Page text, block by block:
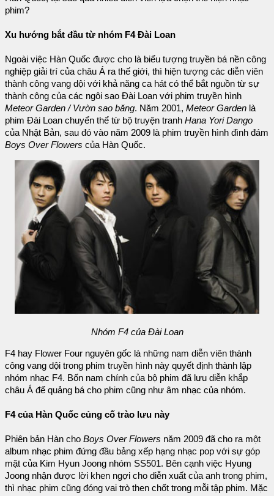
phim?
Xu hướng bắt đầu từ nhóm F4 Đài Loan
Ngoài việc Hàn Quốc được cho là biểu tượng truyền bá nền công
nghiệp giải trí của châu Á ra thế giới, thì hiện tượng các diễn viên
thành công vang dội với khả năng ca hát có thể bắt nguồn từ sự
thành công của các ngôi sao Đài Loan với phim truyền hình
Meteor Garden / Vườn sao băng. Năm 2001, Meteor Garden là
phim Đài Loan chuyển thể từ bộ truyện tranh Hana Yori Dango
của Nhật Bản, sau đó vào năm 2009 là phim truyền hình đình đám
Boys Over Flowers của Hàn Quốc.
Nhóm F4 của Đài Loan
F4 hay Flower Four nguyên gốc là những nam diễn viên thành
công vang dội trong phim truyền hình này quyết định thành lập
nhóm nhạc F4. Bốn nam chính của bộ phim đã lưu diễn khắp
châu Á để quảng bá cho phim cũng như âm nhạc của nhóm.
F4 của Hàn Quốc củng cố trào lưu này
Phiên bản Hàn cho Boys Over Flowers năm 2009 đã cho ra một
album nhạc phim đứng đầu bảng xếp hạng nhạc pop với sự góp
mặt của Kim Hyun Joong nhóm SS501. Bên cạnh việc Hyung
Joong nhận được lời khen ngợi cho diễn xuất của anh trong phim,
thì nhạc phim cũng đóng vai trò then chốt trong mỗi tập phim. Mặc